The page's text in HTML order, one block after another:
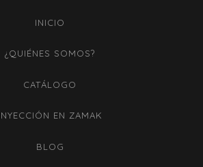
INICIO
¿QUIÉNES SOMOS?
CATÁLOGO
EN ZAMAK
BLOG